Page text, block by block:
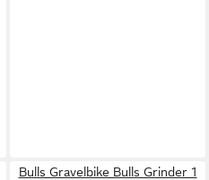
Bulls Gravelbike Bulls Grinder 1